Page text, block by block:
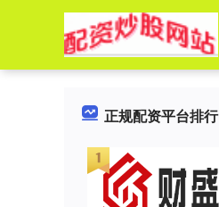
正规配资平台排行